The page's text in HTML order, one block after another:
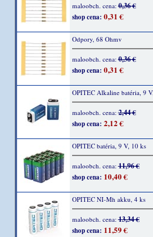
maloobch. cena:0,36 €
shop cena: 0,31 €
Odpory, 68 Ohmv
maloobch. cena:0,36 €
shop cena: 0,31 €
OPITEC Alkaline batéria, 9
maloobch. cena:2,44 €
shop cena: 2,12 €
OPITEC batéria, 9 V, 10 ks
maloobch. cena:11,96 €
shop cena: 10,40 €
OPITEC NI-Mh akku, 4 ks
maloobch. cena:13,34 €
shop cena: 11,59 €